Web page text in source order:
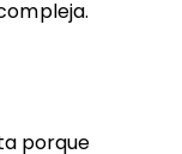
porque